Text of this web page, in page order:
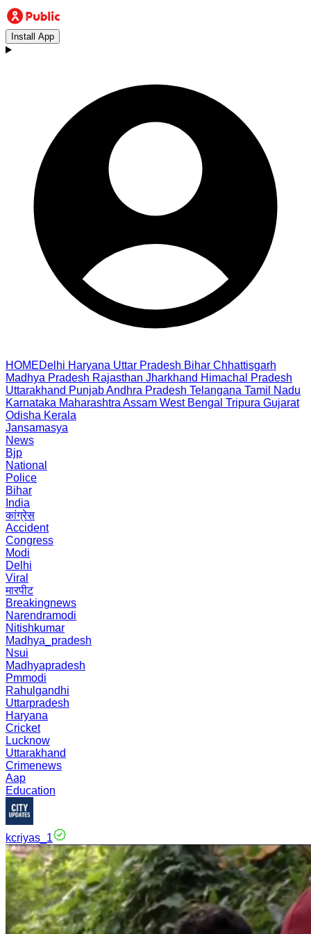
Install App
HOMEDelhi Haryana Uttar Pradesh Bihar Chhattisgarh
Madhya Pradesh Rajasthan Jharkhand Himachal Pradesh
Uttarakhand PunjabAndhra Pradesh Telangana Tamil Nadu
Karnataka Maharashtra Assam West Bengal Tripura Gujarat
Odisha Kerala
Jansamasya
News
Bjp
National
Police
Bihar
India
कांग्रेस
Accident
Congress
Modi
Delhi
Viral
मारपीट
Breakingnews
Narendramodi
Nitishkumar
Madhya_pradesh
Nsui
Madhyapradesh
Pmmodi
Rahulgandhi
Uttarpradesh
Haryana
Cricket
Lucknow
Uttarakhand
Crimenews
Aap
Education
kcriyas_1